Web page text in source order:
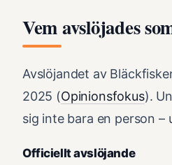
Vem avslöjades
Avslöjandet av
2025 (Opinionsfokus).
sig inte bara en person –
Officiellt avslöjande